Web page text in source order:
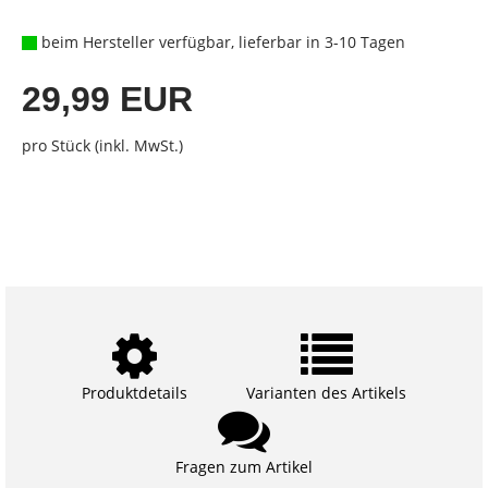
beim Hersteller verfügbar, lieferbar in 3-10 Tagen
29,99 EUR
pro Stück (inkl. MwSt.)
Produktdetails Varianten des Artikels
Fragen zum Artikel